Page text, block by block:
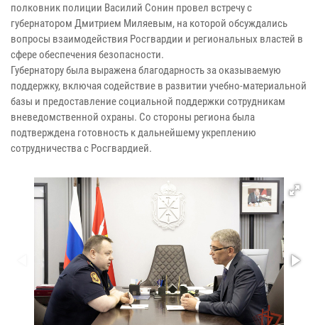
полковник полиции Василий Сонин провел встречу с
губернатором Дмитрием Миляевым, на которой обсуждались
вопросы взаимодействия Росгвардии и региональных властей в
сфере обеспечения безопасности.
Губернатору была выражена благодарность за оказываемую
поддержку, включая содействие в развитии учебно-материальной
базы и предоставление социальной поддержки сотрудникам
вневедомственной охраны. Со стороны региона была
подтверждена готовность к дальнейшему укреплению
сотрудничества с Росгвардией.